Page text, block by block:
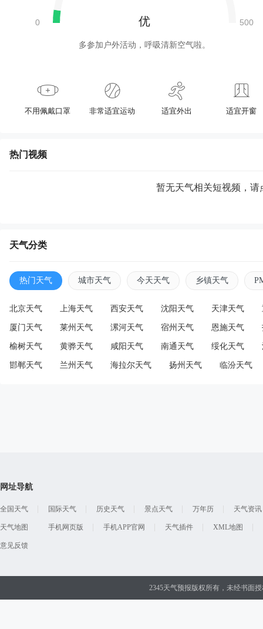
优
多参加户外活动，呼吸清新空气啦。
不用佩戴口罩 非常适宜运动 适宜外出 适宜开窗
热门视频
暂无天气相关短视频，请
天气分类
热门天气 城市天气 今天天气 乡镇天气
北京天气 上海天气 西安天气 沈阳天气 天津天气
厦门天气 莱州天气 漯河天气 宿州天气 恩施天气
榆树天气 黄骅天气 咸阳天气 南通天气 绥化天气
邯郸天气 兰州天气 海拉尔天气 扬州天气 临汾天气
网址导航
全国天气 国际天气 历史天气 景点天气 万年历 天气资讯
天气地图 手机网页版 手机APP官网 天气插件 XML地图
意见反馈
2345天气预报版权所有，未经书面